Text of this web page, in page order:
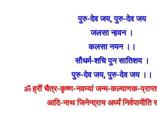
पुरु-देव जय,पुरु-देव जय
जलसा न्हवन ।
कलसा नयन ।।
सौधर्म-शचि पुन सातिशय ।
पुरु-देव जय,पुरु-देव जय ।।
ॐ ह्रीं चैत्र-कृष्ण-नवम्यां जन्म-कल्याणक-
आदि-नाथ जिनेन्द्राय अर्घ्यं निर्वपामीति